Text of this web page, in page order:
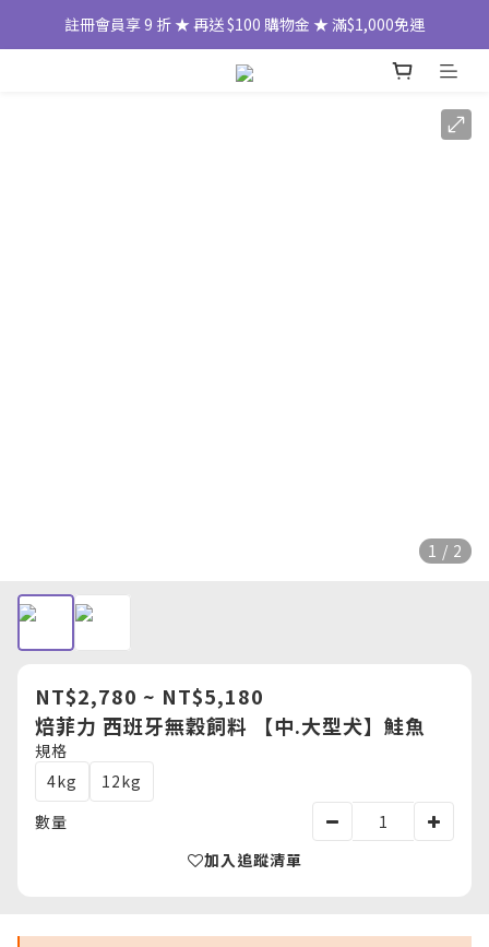
註冊會員享 9 折 ★ 再送 $100 購物金 ★ 滿$1,000免運
1 / 2
NT$2,780 ~ NT$5,180
焙菲力 西班牙無穀飼料 【中.大型犬】鮭魚
規格
4kg
12kg
數量
加入追蹤清單